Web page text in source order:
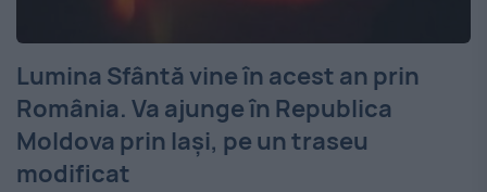
Lumina Sfântă vine în acest an prin
România. Va ajunge în Republica
Moldova prin Iași, pe un traseu
modificat